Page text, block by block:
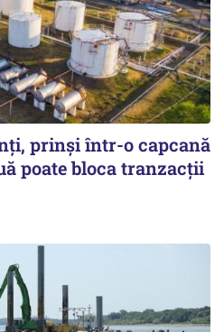
prinși într-o capcană
poate bloca tranzacții